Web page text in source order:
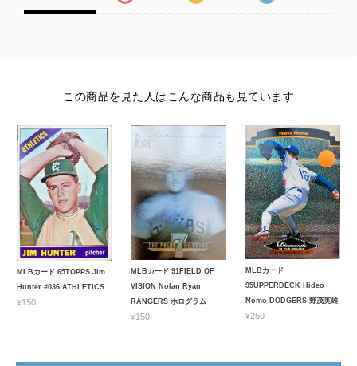
この商品を見た人はこんな商品も見ています
MLBカード 65TOPPS Jim
Hunter #036 ATHLETICS
¥150
MLBカード 91FIELD OF
VISION Nolan Ryan
RANGERS ホログラム
¥150
MLBカード
95UPPERDECK Hideo
Nomo DODGERS 野茂英雄
¥250